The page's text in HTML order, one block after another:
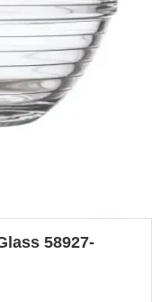
58927-